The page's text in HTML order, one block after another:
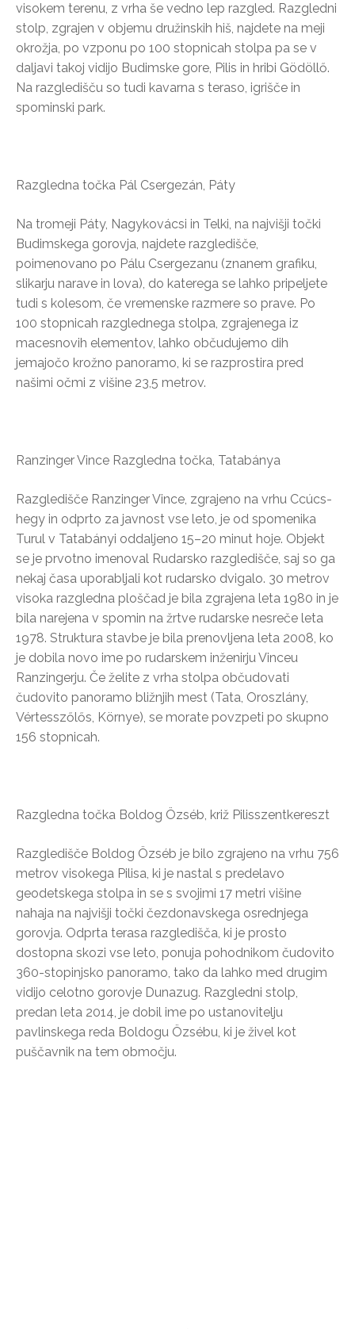
visokem terenu, z vrha še vedno lep razgled. Razgledni
stolp, zgrajen v objemu družinskih hiš, najdete na meji
okrožja, po vzponu po 100 stopnicah stolpa pa se v
daljavi takoj vidijo Budimske gore, Pilis in hribi Gödöllő.
Na razgledišču so tudi kavarna s teraso, igrišče in
spominski park.
Razgledna točka Pál Csergezán, Páty
Na tromeji Páty, Nagykovácsi in Telki, na najvišji točki
Budimskega gorovja, najdete razgledišče,
poimenovano po Pálu Csergezanu (znanem grafiku,
slikarju narave in lova), do katerega se lahko pripeljete
tudi s kolesom, če vremenske razmere so prave. Po
100 stopnicah razglednega stolpa, zgrajenega iz
macesnovih elementov, lahko občudujemo dih
jemajočo krožno panoramo, ki se razprostira pred
našimi očmi z višine 23,5 metrov.
Ranzinger Vince Razgledna točka, Tatabánya
Razgledišče Ranzinger Vince, zgrajeno na vrhu Ccúcs-
hegy in odprto za javnost vse leto, je od spomenika
Turul v Tatabányi oddaljeno 15–20 minut hoje. Objekt
se je prvotno imenoval Rudarsko razgledišče, saj so ga
nekaj časa uporabljali kot rudarsko dvigalo. 30 metrov
visoka razgledna ploščad je bila zgrajena leta 1980 in je
bila narejena v spomin na žrtve rudarske nesreče leta
1978. Struktura stavbe je bila prenovljena leta 2008, ko
je dobila novo ime po rudarskem inženirju Vinceu
Ranzingerju. Če želite z vrha stolpa občudovati
čudovito panoramo bližnjih mest (Tata, Oroszlány,
Vértesszőlős, Környe), se morate povzpeti po skupno
156 stopnicah.
Razgledna točka Boldog Özséb, križ Pilisszentkereszt
Razgledišče Boldog Özséb je bilo zgrajeno na vrhu 756
metrov visokega Pilisa, ki je nastal s predelavo
geodetskega stolpa in se s svojimi 17 metri višine
nahaja na najvišji točki čezdonavskega osrednjega
gorovja. Odprta terasa razgledišča, ki je prosto
dostopna skozi vse leto, ponuja pohodnikom čudovito
360-stopinjsko panoramo, tako da lahko med drugim
vidijo celotno gorovje Dunazug. Razgledni stolp,
predan leta 2014, je dobil ime po ustanovitelju
pavlinskega reda Boldogu Özsébu, ki je živel kot
puščavnik na tem območju.